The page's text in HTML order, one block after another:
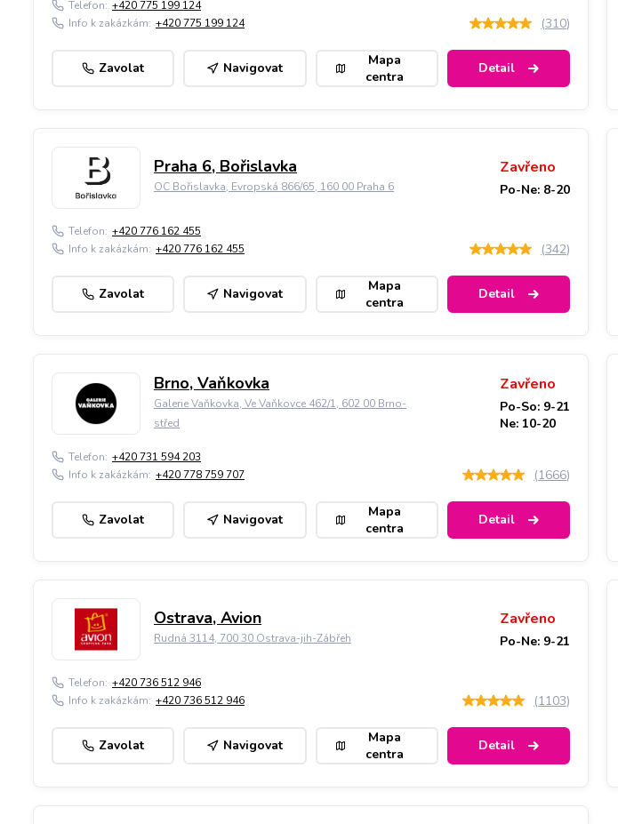
Telefon: +420 775 199 124
Info k zakázkám: +420 775 199 124 (310)
Zavolat Navigovat
Mapa
centra
Detail
Praha 6, Bořislavka
OC Bořislavka, Evropská 866/65, 160 00 Praha 6
Zavřeno
Po-Ne: 8-20
Telefon: +420 776 162 455
Info k zakázkám: +420 776 162 455 (342)
Zavolat Navigovat
Mapa
centra
Detail
Brno, Vaňkovka
Galerie Vaňkovka, Ve Vaňkovce 462/1, 602 00 Brno-
střed
Zavřeno
Po-So: 9-21
Ne: 10-20
Telefon: +420 731 594 203
Info k zakázkám: +420 778 759 707 (1666)
Zavolat Navigovat
Mapa
centra
Detail
Ostrava, Avion
Rudná 3114, 700 30 Ostrava-jih-Zábřeh
Zavřeno
Po-Ne: 9-21
Telefon: +420 736 512 946
Info k zakázkám: +420 736 512 946 (1103)
Zavolat Navigovat
Mapa
centra
Detail